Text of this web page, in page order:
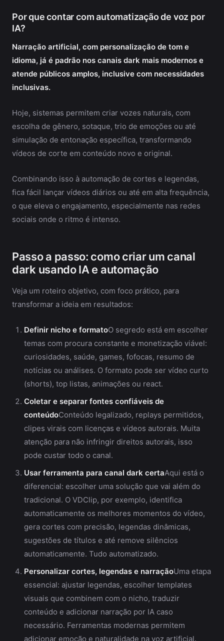
Por que contar com automatização de voz por
IA?
Narração artificial, com personalização de tom e
idioma, já é padrão nos canais dark mais modernos e
atende públicos amplos, inclusive com necessidades
inclusivas.
Hoje, sistemas permitem criar vozes naturais, com
escolha de gênero, sotaque, trio de emoções ou até
simulação de entonação específica, transformando
vídeos de corte em conteúdo novo e original.
Combinando isso à automação de cortes e legendas,
fica fácil lançar vídeos diários ou até em alta frequência,
o que eleva o engajamento, especialmente nas redes
sociais onde o ritmo é intenso.
Passo a passo: como criar um canal
dark usando IA e automação
Veja um roteiro objetivo, com foco prático, para
transformar a ideia em resultados:
Definir nicho e formatoO segredo está em escolher
temas com procura constante e monetização viável:
curiosidades, saúde, games, fofocas, resumo de
notícias ou análises. O formato pode ser vídeo curto
(shorts), top listas, animações ou react.
Coletar e separar fontes confiáveis de
conteúdoConteúdo legalizado, replays permitidos,
clipes virais com licenças e vídeos autorais. Muita
atenção para não infringir direitos autorais, isso
pode custar todo o canal.
Usar ferramenta para canal dark certaAqui está o
diferencial: escolher uma solução que vai além do
tradicional. O VDClip, por exemplo, identifica
automaticamente os melhores momentos do vídeo,
gera cortes com precisão, legendas dinâmicas,
sugestões de títulos e até remove silêncios
automaticamente. Tudo automatizado.
Personalizar cortes, legendas e narraçãoUma etapa
essencial: ajustar legendas, escolher templates
visuais que combinem com o nicho, traduzir
conteúdo e adicionar narração por IA caso
necessário. Ferramentas modernas permitem
adicionar emoção e naturalidade na voz artificial.